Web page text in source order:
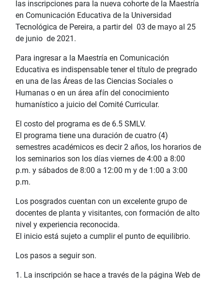
las inscripciones para la nueva cohorte de la Maestría
en Comunicación Educativa de la Universidad
Tecnológica de Pereira, a partir del 03 de mayo al 25
de junio de 2021.
Para ingresar a la Maestría en Comunicación
Educativa es indispensable tener el título de pregrado
en una de las Áreas de las Ciencias Sociales o
Humanas o en un área afín del conocimiento
humanístico a juicio del Comité Curricular.
El costo del programa es de 6.5 SMLV.
El programa tiene una duración de cuatro (4)
semestres académicos es decir 2 años, los horarios de
los seminarios son los días viernes de 4:00 a 8:00
p.m. y sábados de 8:00 a 12:00 m y de 1:00 a 3:00
p.m.
Los posgrados cuentan con un excelente grupo de
docentes de planta y visitantes, con formación de alto
nivel y experiencia reconocida.
El inicio está sujeto a cumplir el punto de equilibrio.
Los pasos a seguir son.
1. La inscripción se hace a través de la página Web de